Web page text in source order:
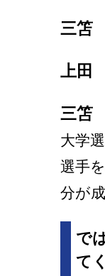
三笘
上田
三笘
大学
選手
分が
で
て